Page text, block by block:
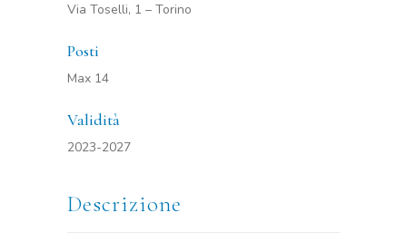
Via Toselli, 1 – Torino
Posti
Max 14
Validità
2023-2027
Descrizione